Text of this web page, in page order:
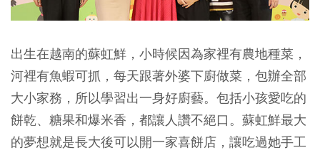
出生在越南的蘇虹鮮，小時候因為家裡有農地種菜，
河裡有魚蝦可抓，每天跟著外婆下廚做菜，包辦全部
大小家務，所以學習出一身好廚藝。包括小孩愛吃的
餅乾、糖果和爆米香，都讓人讚不絕口。蘇虹鮮最大
的夢想就是長大後可以開一家喜餅店，讓吃過她手工